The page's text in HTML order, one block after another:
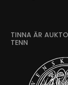
TINNA ÄR
TENN